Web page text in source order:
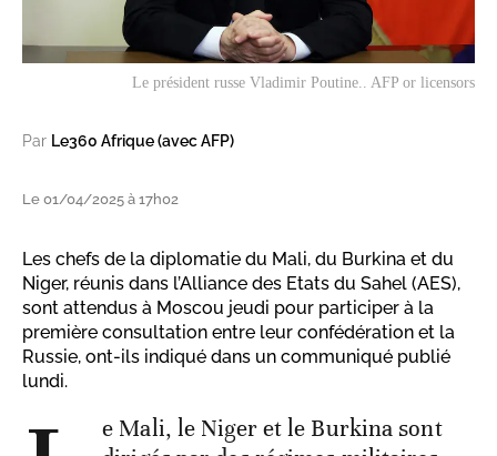
Le président russe Vladimir Poutine.. AFP or licensors
Par Le360 Afrique (avec AFP)
Le 01/04/2025 à 17h02
Les chefs de la diplomatie du Mali, du Burkina et du
Niger, réunis dans l’Alliance des Etats du Sahel (AES),
sont attendus à Moscou jeudi pour participer à la
première consultation entre leur confédération et la
Russie, ont-ils indiqué dans un communiqué publié
lundi.
e Mali, le Niger et le Burkina sont